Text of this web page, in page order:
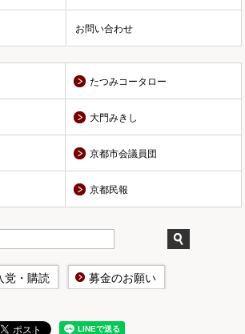
お問い合わせ
たつみコータロー
大門みきし
京都市会議員団
京都民報
党・購読 募金のお願い